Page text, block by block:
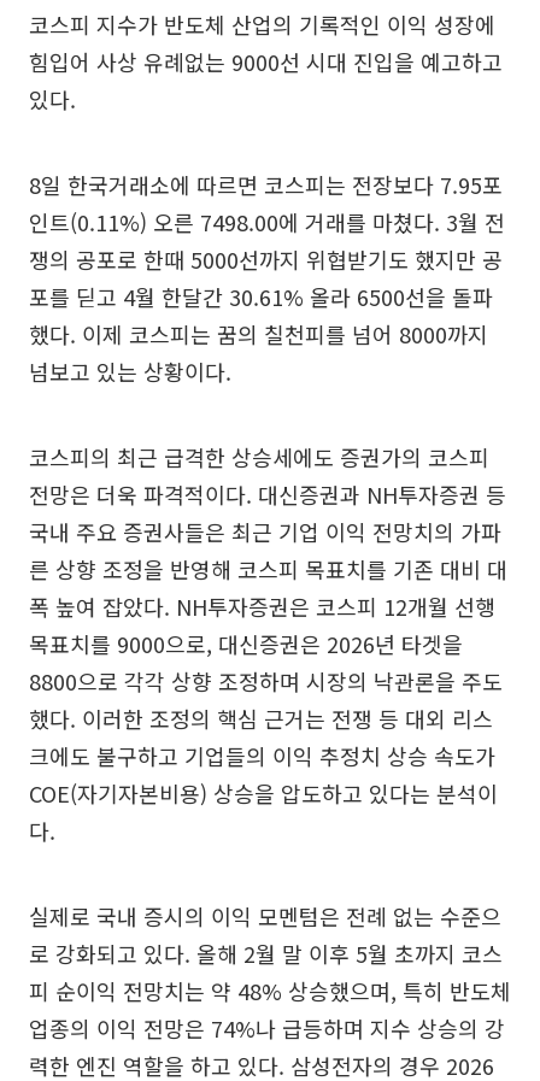
코스피 지수가 반도체 산업의 기록적인 이익 성장에
힘입어 사상 유례없는 9000선 시대 진입을 예고하고
있다.
8일 한국거래소에 따르면 코스피는 전장보다 7.95포
인트(0.11%) 오른 7498.00에 거래를 마쳤다. 3월 전
쟁의 공포로 한때 5000선까지 위협받기도 했지만 공
포를 딛고 4월 한달간 30.61% 올라 6500선을 돌파
했다. 이제 코스피는 꿈의 칠천피를 넘어 8000까지
넘보고 있는 상황이다.
코스피의 최근 급격한 상승세에도 증권가의 코스피
전망은 더욱 파격적이다. 대신증권과 NH투자증권 등
국내 주요 증권사들은 최근 기업 이익 전망치의 가파
른 상향 조정을 반영해 코스피 목표치를 기존 대비 대
폭 높여 잡았다. NH투자증권은 코스피 12개월 선행
목표치를 9000으로, 대신증권은 2026년 타겟을
8800으로 각각 상향 조정하며 시장의 낙관론을 주도
했다. 이러한 조정의 핵심 근거는 전쟁 등 대외 리스
크에도 불구하고 기업들의 이익 추정치 상승 속도가
COE(자기자본비용) 상승을 압도하고 있다는 분석이
다.
실제로 국내 증시의 이익 모멘텀은 전례 없는 수준으
로 강화되고 있다. 올해 2월 말 이후 5월 초까지 코스
피 순이익 전망치는 약 48% 상승했으며, 특히 반도체
업종의 이익 전망은 74%나 급등하며 지수 상승의 강
력한 엔진 역할을 하고 있다. 삼성전자의 경우 2026